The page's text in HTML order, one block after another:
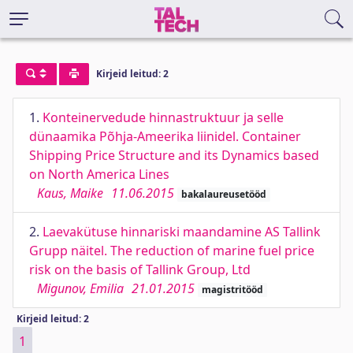
Kirjeid leitud: 2
1. Konteinervedude hinnastruktuur ja selle
dünaamika Põhja-Ameerika liinidel. Container
Shipping Price Structure and its Dynamics based
on North America Lines
Kaus, Maike 11.06.2015 bakalaureusetööd
2. Laevakütuse hinnariski maandamine AS Tallink
Grupp näitel. The reduction of marine fuel price
risk on the basis of Tallink Group, Ltd
Migunov, Emilia 21.01.2015 magistritööd
Kirjeid leitud: 2
1